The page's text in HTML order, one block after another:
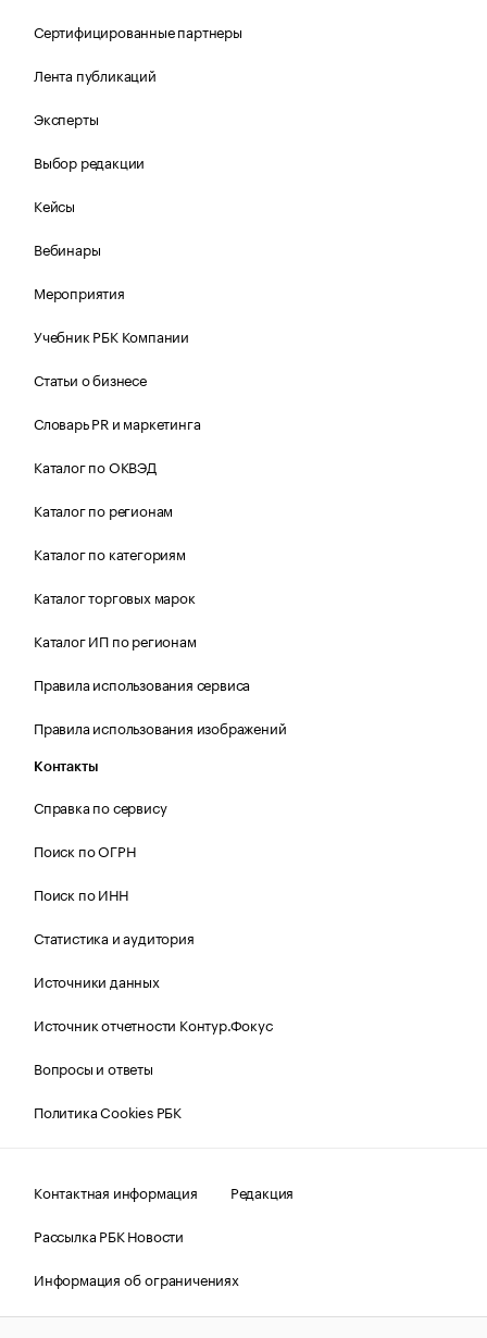
Сертифицированные партнеры
Лента публикаций
Эксперты
Выбор редакции
Кейсы
Вебинары
Мероприятия
Учебник РБК Компании
Статьи о бизнесе
Словарь PR и маркетинга
Каталог по ОКВЭД
Каталог по регионам
Каталог по категориям
Каталог торговых марок
Каталог ИП по регионам
Правила использования сервиса
Правила использования изображений
Контакты
Справка по сервису
Поиск по ОГРН
Поиск по ИНН
Статистика и аудитория
Источники данных
Источник отчетности Контур.Фокус
Вопросы и ответы
Политика Cookies РБК
Контактная информация
Редакция
Рассылка РБК Новости
Информация об ограничениях
Правовая информация
О соблюдении авторских прав